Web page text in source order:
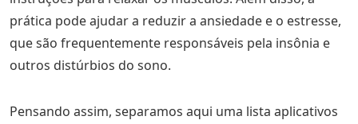
prática pode ajudar a reduzir a ansiedade e o estresse,
que são frequentemente responsáveis pela insônia e
outros distúrbios do sono.
Pensando assim, separamos aqui uma lista aplicativos